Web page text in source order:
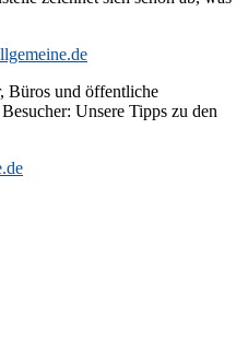
Büros und öffentliche
Unsere Tipps zu den